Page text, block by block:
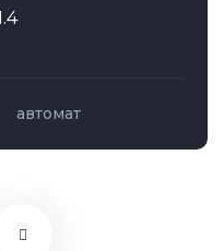
автомат